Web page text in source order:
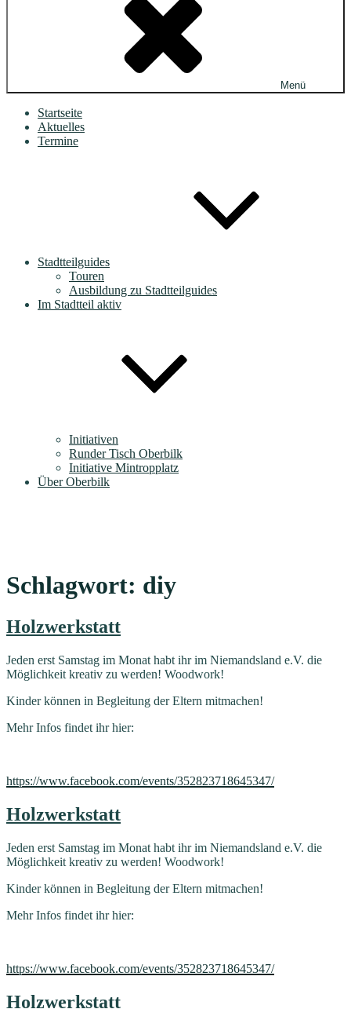
Menü
Startseite
Aktuelles
Termine
Stadtteilguides
Touren
Ausbildung zu Stadtteilguides
Im Stadtteil aktiv
Initiativen
Runder Tisch Oberbilk
Initiative Mintropplatz
Über Oberbilk
Schlagwort: diy
Holzwerkstatt
Jeden erst Samstag im Monat habt ihr im Niemandsland e.V. die
Möglichkeit kreativ zu werden! Woodwork!
Kinder können in Begleitung der Eltern mitmachen!
Mehr Infos findet ihr hier:
https://www.facebook.com/events/352823718645347/
Holzwerkstatt
Jeden erst Samstag im Monat habt ihr im Niemandsland e.V. die
Möglichkeit kreativ zu werden! Woodwork!
Kinder können in Begleitung der Eltern mitmachen!
Mehr Infos findet ihr hier:
https://www.facebook.com/events/352823718645347/
Holzwerkstatt